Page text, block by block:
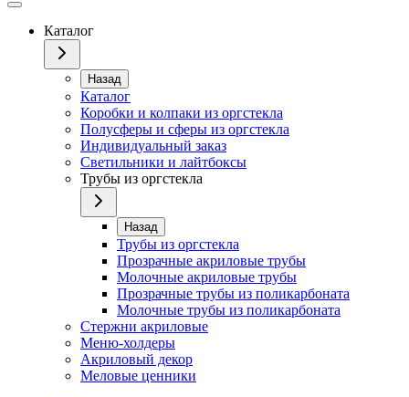
Каталог
Назад
Каталог
Коробки и колпаки из оргстекла
Полусферы и сферы из оргстекла
Индивидуальный заказ
Светильники и лайтбоксы
Трубы из оргстекла
Назад
Трубы из оргстекла
Прозрачные акриловые трубы
Молочные акриловые трубы
Прозрачные трубы из поликарбоната
Молочные трубы из поликарбоната
Стержни акриловые
Меню-холдеры
Акриловый декор
Меловые ценники